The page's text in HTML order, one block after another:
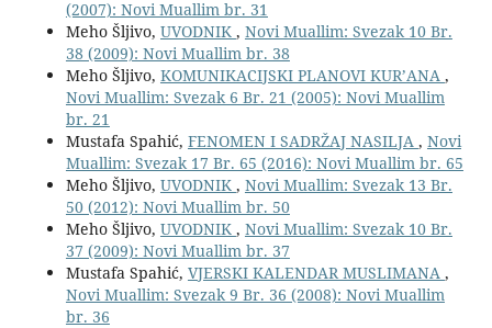
(2007): Novi Muallim br. 31
Meho Šljivo, UVODNIK , Novi Muallim: Svezak 10 Br.
38 (2009): Novi Muallim br. 38
Meho Šljivo, KOMUNIKACIJSKI PLANOVI KUR’ANA ,
Novi Muallim: Svezak 6 Br. 21 (2005): Novi Muallim
br. 21
Mustafa Spahić, FENOMEN I SADRŽAJ NASILJA , Novi
Muallim: Svezak 17 Br. 65 (2016): Novi Muallim br. 65
Meho Šljivo, UVODNIK , Novi Muallim: Svezak 13 Br.
50 (2012): Novi Muallim br. 50
Meho Šljivo, UVODNIK , Novi Muallim: Svezak 10 Br.
37 (2009): Novi Muallim br. 37
Mustafa Spahić, VJERSKI KALENDAR MUSLIMANA ,
Novi Muallim: Svezak 9 Br. 36 (2008): Novi Muallim
br. 36